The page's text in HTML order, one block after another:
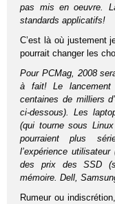
pas mis en oeuvre.
standards applicatifs!
C’est là où justement
pourrait changer les
Pour PCMag, 2008
à fait! Le lancement
centaines de milliers
ci-dessous). Les
(qui tourne sous
pourraient plus
l’expérience
des prix des SSD
mémoire. Dell,
Rumeur ou